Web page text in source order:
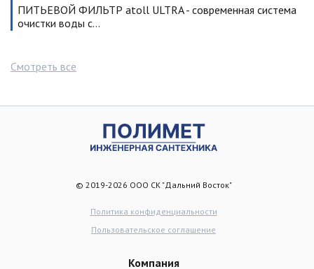
ПИТЬЕВОЙ ФИЛЬТР atoll ULTRA - современная система
очистки воды с…
Смотреть все
© 2019-2026 ООО СК "Дальний Восток"
Политика конфиденциальности
Пользовательское соглашение
Компания